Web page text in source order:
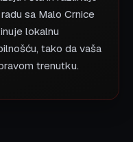
sa Malo Crnice
lokalnu
tako da vaša
trenutku.